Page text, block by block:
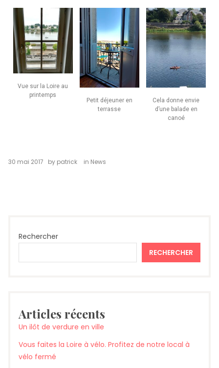
Vue sur la Loire au
printemps
Petit déjeuner en
terrasse
Cela donne envie
d’une balade en
canoé
30 mai 2017 by patrick in News
Rechercher
RECHERCHER
Articles récents
Un ilôt de verdure en ville
Vous faites la Loire à vélo. Profitez de notre local à
vélo fermé